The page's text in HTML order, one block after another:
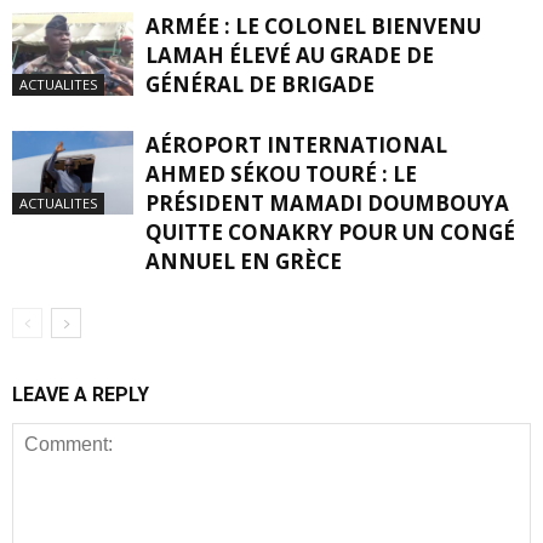
ACTUALITES
ARMÉE : LE COLONEL BIENVENU
LAMAH ÉLEVÉ AU GRADE DE
GÉNÉRAL DE BRIGADE
ACTUALITES
AÉROPORT INTERNATIONAL
AHMED SÉKOU TOURÉ : LE
PRÉSIDENT MAMADI DOUMBOUYA
QUITTE CONAKRY POUR UN CONGÉ
ANNUEL EN GRÈCE
LEAVE A REPLY